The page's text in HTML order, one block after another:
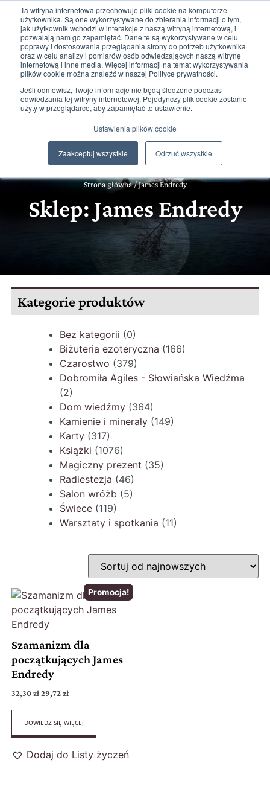
Ta witryna internetowa przechowuje pliki cookie na komputerze
użytkownika. Są one wykorzystywane do zbierania informacji o tym,
jak użytkownik wchodzi w interakcje z naszą witryną internetową, i
pozwalają nam go zapamiętać. Dane te są wykorzystywane w celu
poprawy i dostosowania przeglądania strony do potrzeb użytkownika
oraz w celu analizy i pomiarów osób odwiedzających naszą witrynę
internetową i inne media. Więcej informacji na temat wykorzystywania
plików cookie można znaleźć w naszej Polityce prywatności.
Jeśli odmówisz, Twoje informacje nie będą śledzone podczas
odwiedzania tej witryny internetowej. Pojedynczy plik cookie zostanie
użyty w przeglądarce, aby zapamiętać to ustawienie.
Ustawienia plików cookie
Zaakceptuj wszystkie Odrzuć wszystkie
Strona główna/James Endredy
Sklep: James Endredy
Kategorie produktów
Bez kategorii (0)
Biżuteria ezoteryczna (166)
Czarostwo (379)
Dobromiła Agiles - Słowiańska Wiedźma
(2)
Dom wiedźmy (364)
Kamienie i minerały (149)
Karty (317)
Książki (1076)
Magiczny prezent (35)
Radiestezja (46)
Salon wróżb (5)
Świece (119)
Warsztaty i spotkania (11)
Promocja!
Szamanizm dla
początkujących James
Endredy
32,30zł29,72zł
DOWIEDZ SIĘ WIĘCEJ
Dodaj do Listy życzeń